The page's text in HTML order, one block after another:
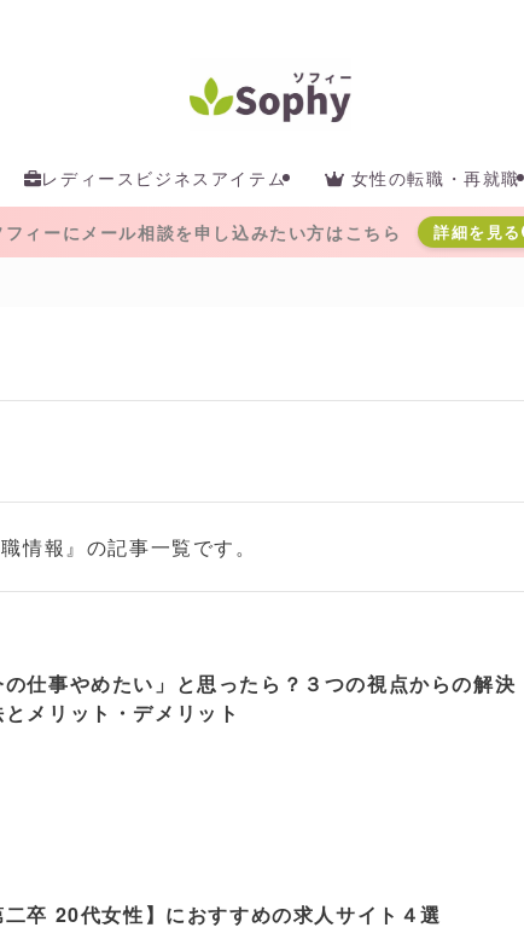
レディースビジネスアイテム 女性の転職・再就職
フィーにメール相談を申し込みたい方はこちら 詳細を見る
情報』の記事一覧です。
の仕事やめたい」と思ったら？３つの視点からの解決
メリット・デメリット
二卒 20代女性】におすすめの求人サイト４選